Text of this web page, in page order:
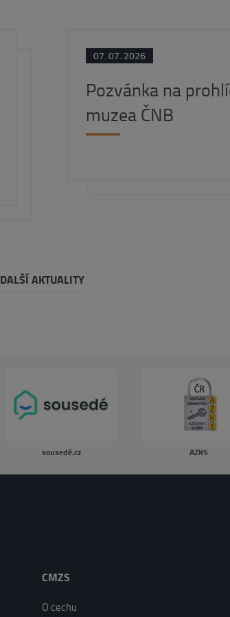
07. 07. 2026
Pozvánka na
muzea ČNB
DALŠÍ AKTUALITY
sousedé.cz AZKS
CMZS
O cechu